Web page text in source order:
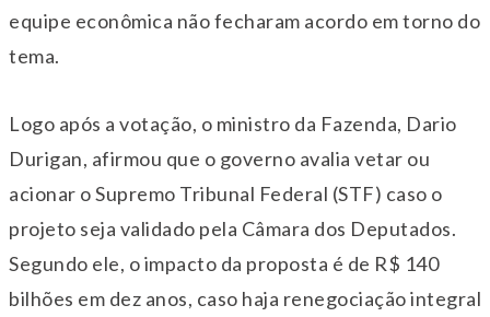
equipe econômica não fecharam acordo em torno do
tema.
Logo após a votação, o ministro da Fazenda, Dario
Durigan, afirmou que o governo avalia vetar ou
acionar o Supremo Tribunal Federal (STF) caso o
projeto seja validado pela Câmara dos Deputados.
Segundo ele, o impacto da proposta é de R$ 140
bilhões em dez anos, caso haja renegociação integral